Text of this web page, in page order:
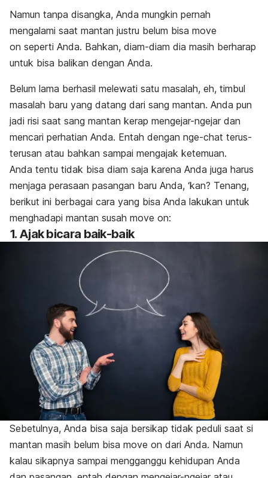
Namun tanpa disangka, Anda mungkin pernah
mengalami saat mantan justru belum bisa move
on seperti Anda. Bahkan, diam-diam dia masih berharap
untuk bisa balikan dengan Anda.
Belum lama berhasil melewati satu masalah, eh, timbul
masalah baru yang datang dari sang mantan. Anda pun
jadi risi saat sang mantan kerap mengejar-ngejar dan
mencari perhatian Anda. Entah dengan nge-chat terus-
terusan atau bahkan sampai mengajak ketemuan.
Anda tentu tidak bisa diam saja karena Anda juga harus
menjaga perasaan pasangan baru Anda, ‘kan? Tenang,
berikut ini berbagai cara yang bisa Anda lakukan untuk
menghadapi mantan susah move on:
1. Ajak bicara baik-baik
Sebetulnya, Anda bisa saja bersikap tidak peduli saat si
mantan masih belum bisa move on dari Anda. Namun
kalau sikapnya sampai mengganggu kehidupan Anda